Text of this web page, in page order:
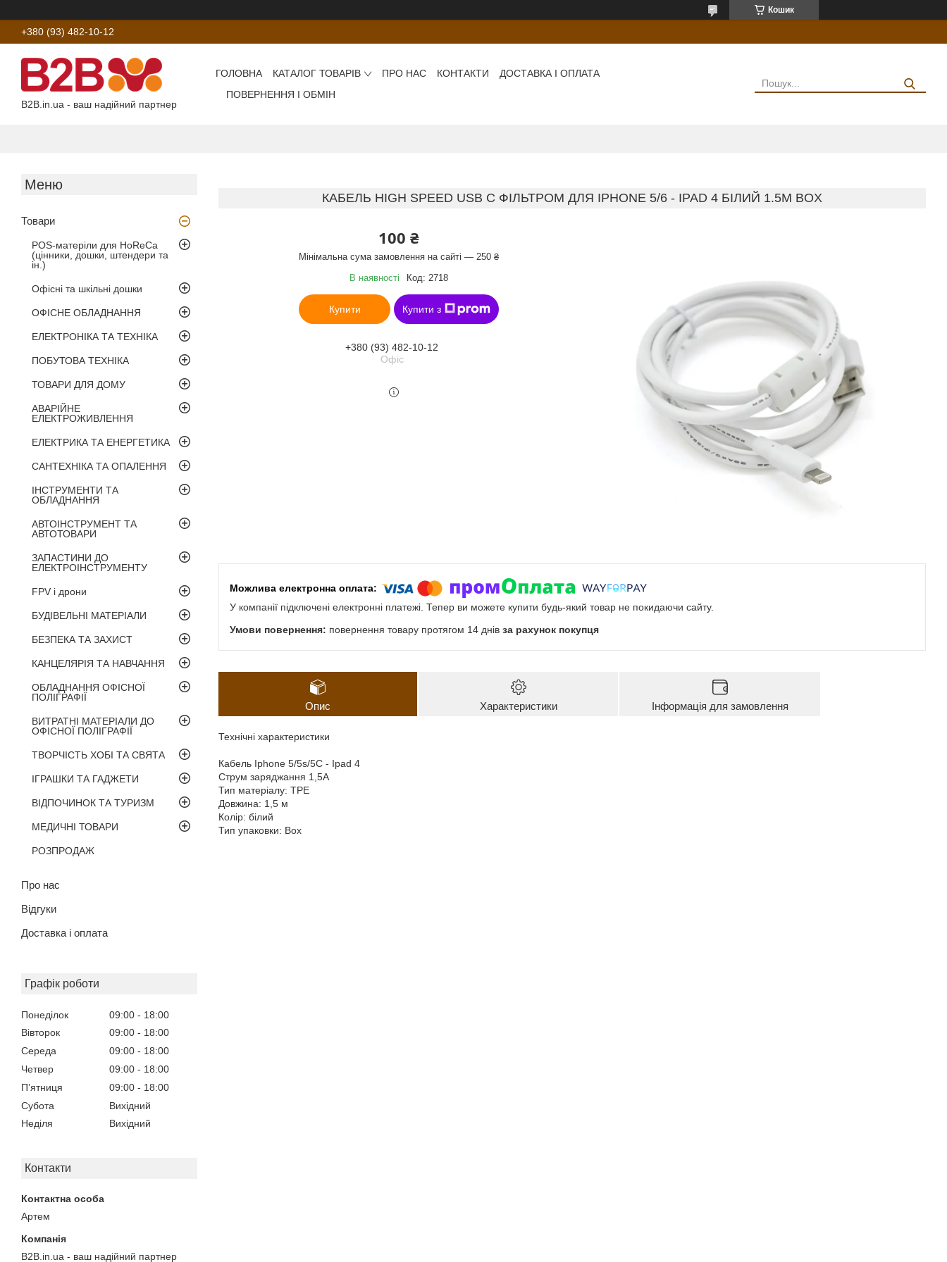
Кошик
+380 (93) 482-10-12
B2B.in.ua - ваш надійний партнер
ГОЛОВНА КАТАЛОГ ТОВАРІВ ПРО НАС КОНТАКТИ
ДОСТАВКА І ОПЛАТА
ПОВЕРНЕННЯ І ОБМІН
Товари
POS-матеріли для HoReCa
(цінники, дошки, штендери та
ін.)
Офісні та шкільні дошки
ОФІСНЕ ОБЛАДНАННЯ
ЕЛЕКТРОНІКА ТА ТЕХНІКА
ПОБУТОВА ТЕХНІКА
ТОВАРИ ДЛЯ ДОМУ
АВАРІЙНЕ
ЕЛЕКТРОЖИВЛЕННЯ
ЕЛЕКТРИКА ТА ЕНЕРГЕТИКА
САНТЕХНІКА ТА ОПАЛЕННЯ
ІНСТРУМЕНТИ ТА
ОБЛАДНАННЯ
АВТОІНСТРУМЕНТ ТА
АВТОТОВАРИ
ЗАПАСТИНИ ДО
ЕЛЕКТРОІНСТРУМЕНТУ
FPV і дрони
БУДІВЕЛЬНІ МАТЕРІАЛИ
БЕЗПЕКА ТА ЗАХИСТ
КАНЦЕЛЯРІЯ ТА НАВЧАННЯ
ОБЛАДНАННЯ ОФІСНОЇ
ПОЛІГРАФІЇ
ВИТРАТНІ МАТЕРІАЛИ ДО
ОФІСНОЇ ПОЛІГРАФІЇ
ТВОРЧІСТЬ ХОБІ ТА СВЯТА
ІГРАШКИ ТА ГАДЖЕТИ
ВІДПОЧИНОК ТА ТУРИЗМ
МЕДИЧНІ ТОВАРИ
РОЗПРОДАЖ
Про нас
Відгуки
Доставка і оплата
Графік роботи
Понеділок 09:00
18:00
Вівторок
09:00
18:00
Середа
09:00
18:00
Четвер
09:00
18:00
Пʼятниця
09:00
18:00
Субота
Вихідний
Неділя
Вихідний
Контакти
Артем
B2B.in.ua - ваш надійний партнер
КАБЕЛЬ HIGH SPEED USB C ФІЛЬТРОМ ДЛЯ IPHONE 5/6 - IPAD 4 БІЛИЙ 1.5M BOX
100 ₴
Мінімальна сума замовлення на сайті — 250 ₴
В наявності
Код: 2718
Купити Купити з
+380 (93) 482-10-12
Офіс
У компанії підключені електронні платежі. Тепер ви можете купити будь-який товар не покидаючи сайту.
повернення товару протягом 14 днів за рахунок покупця
Опис Характеристики Інформація для замовлення
Технічні характеристики
Кабель Iphone 5/5s/5C - Ipad 4
Струм заряджання 1,5A
Тип матеріалу: ТРЕ
Довжина: 1,5 м
Колір: білий
Тип упаковки: Box